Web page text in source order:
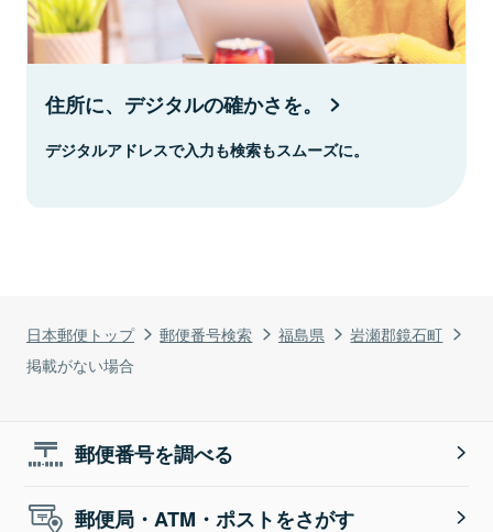
日本郵便トップ 郵便番号検索 福島県
岩瀬郡鏡石町
掲載がない場合
住所に、デジタルの確かさを。
デジタルアドレスで入力も検索もスムーズに。
郵便番号を調べる
郵便局・ATM・ポストをさがす